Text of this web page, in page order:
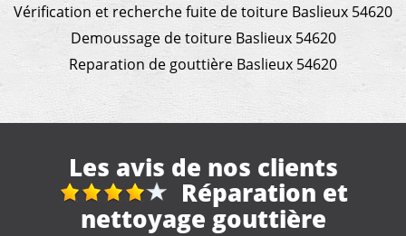
Vérification et recherche fuite de toiture Baslieux 54620
Demoussage de toiture Baslieux 54620
Reparation de gouttière Baslieux 54620
Les avis de nos clients
travaux de toiture et
démoussage